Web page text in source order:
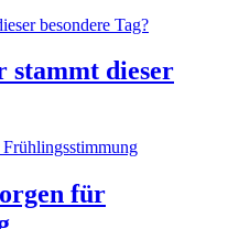
stammt dieser
für